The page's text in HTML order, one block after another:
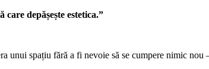
depășește estetica.”
spațiu fără a fi nevoie să se cumpere nimic nou